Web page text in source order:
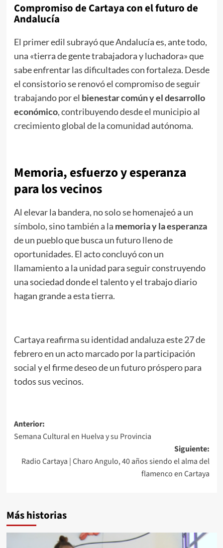
Compromiso de Cartaya con el futuro de
Andalucía
El primer edil subrayó que Andalucía es, ante todo,
una «tierra de gente trabajadora y luchadora» que
sabe enfrentar las dificultades con fortaleza. Desde
el consistorio se renovó el compromiso de seguir
trabajando por el bienestar común y el desarrollo
económico, contribuyendo desde el municipio al
crecimiento global de la comunidad autónoma.
Memoria, esfuerzo y esperanza
para los vecinos
Al elevar la bandera, no solo se homenajeó a un
símbolo, sino también a la memoria y la esperanza
de un pueblo que busca un futuro lleno de
oportunidades. El acto concluyó con un
llamamiento a la unidad para seguir construyendo
una sociedad donde el talento y el trabajo diario
hagan grande a esta tierra.
Cartaya reafirma su identidad andaluza este 27 de
febrero en un acto marcado por la participación
social y el firme deseo de un futuro próspero para
todos sus vecinos.
Anterior:
Semana Cultural en Huelva y su Provincia
Siguiente:
Radio Cartaya | Charo Angulo, 40 años siendo el alma del
flamenco en Cartaya
Más historias